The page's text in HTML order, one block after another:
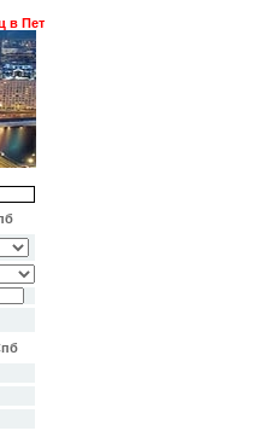
Трансферы. Экскурсии.